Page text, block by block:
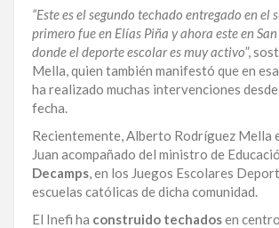
ALTAGRACIA
PUERTO
PLATA
CONTÁCTENOS
“Este es el segundo techado entregado en el
primero fue en Elías Piña y ahora este en
donde el deporte escolar es muy activo”,
Mella, quien también manifestó que en
ha realizado muchas intervenciones
fecha.
Recientemente, Alberto Rodríguez Mella
Juan acompañado del ministro de
Decamps, en los Juegos Escolares
escuelas católicas de dicha comunidad.
El Inefi ha construido techadosen